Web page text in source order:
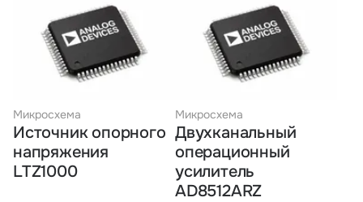
Микросхема
Источник опорного
напряжения
LTZ1000
Микросхема
Двухканальный
операционный
усилитель
AD8512ARZ